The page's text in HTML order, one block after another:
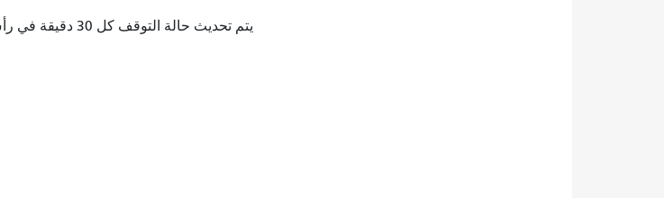
يتم تحديث حالة التوقف كل 30 دقيقة في رأس الساعة.